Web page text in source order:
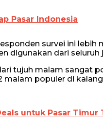
Pasar Indonesia
survei ini
digunakan dari
tujuh malam sangat
malam populer di
untuk Pasar Timur